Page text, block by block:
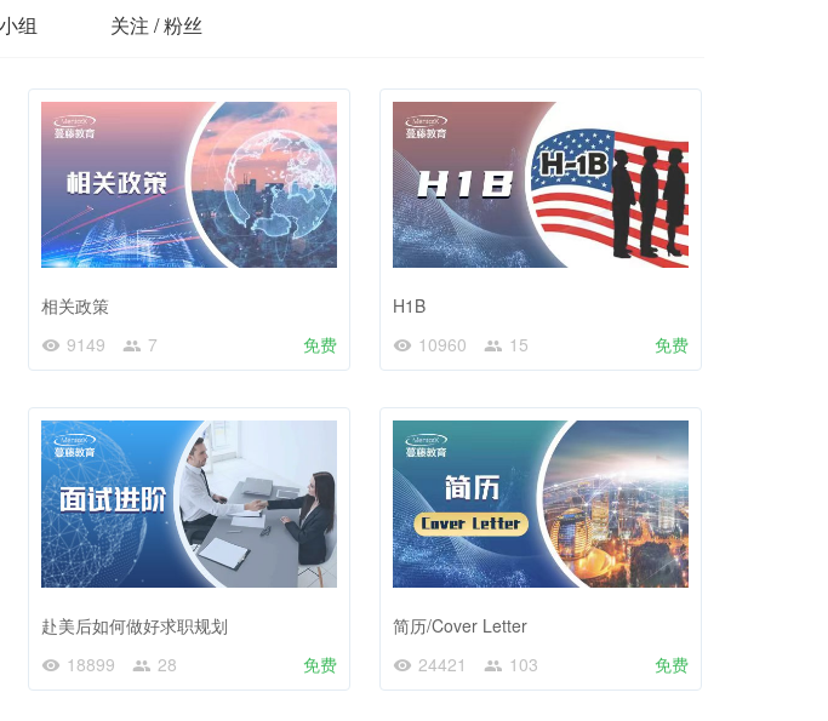
组 关注 / 粉丝
相关政策
9149
7 免费
H1B
10960
15 免费
赴美后如何做好求职规划
18899
28 免费
简历/Cover Letter
24421
103 免费